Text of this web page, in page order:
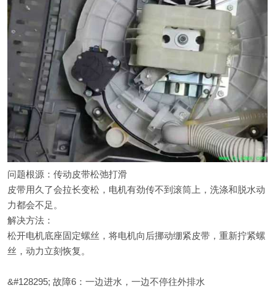
问题根源：传动皮带松弛打滑
皮带用久了会拉长变松，电机有劲传不到滚筒上，洗涤和脱水动
力都会不足。
解决方法：
松开电机底座固定螺丝，将电机向后挪动绷紧皮带，重新拧紧螺
丝，动力立刻恢复。
&#128295; 故障6：一边进水，一边不停往外排水